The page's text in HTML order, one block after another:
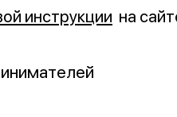
инструкции на